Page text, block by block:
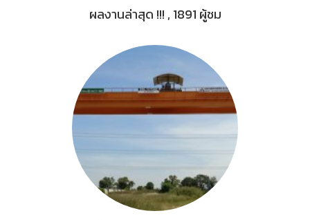
ผลงานล่าสุด !!! , 1891 ผู้ชม